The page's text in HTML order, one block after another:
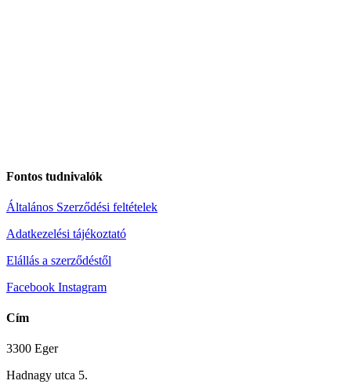
Fontos tudnivalók
Általános Szerződési feltételek
Adatkezelési tájékoztató
Elállás a szerződéstől
Facebook Instagram
Cím
3300 Eger
Hadnagy utca 5.